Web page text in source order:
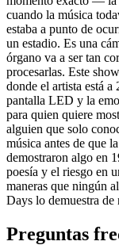
cuando la música
estaba a punto de
un estadio. Es una
órgano va a ser tan
procesarlas. Este
donde el artista está
pantalla LED y la
para quien quiere
alguien que solo
música antes de que
demostraron algo en
poesía y el riesgo en
maneras que ningún
Days lo demuestra
Preguntas